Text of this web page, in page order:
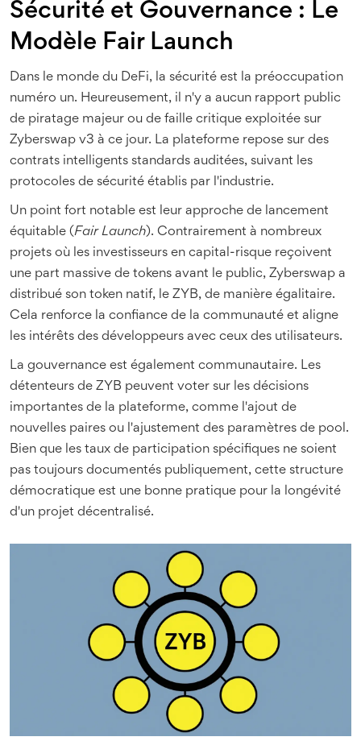
Sécurité et Gouvernance : Le
Modèle Fair Launch
Dans le monde du DeFi, la sécurité est la préoccupation
numéro un. Heureusement, il n'y a aucun rapport public
de piratage majeur ou de faille critique exploitée sur
Zyberswap v3 à ce jour. La plateforme repose sur des
contrats intelligents standards auditées, suivant les
protocoles de sécurité établis par l'industrie.
Un point fort notable est leur approche de lancement
équitable (Fair Launch). Contrairement à nombreux
projets où les investisseurs en capital-risque reçoivent
une part massive de tokens avant le public, Zyberswap a
distribué son token natif, le ZYB, de manière égalitaire.
Cela renforce la confiance de la communauté et aligne
les intérêts des développeurs avec ceux des utilisateurs.
La gouvernance est également communautaire. Les
détenteurs de ZYB peuvent voter sur les décisions
importantes de la plateforme, comme l'ajout de
nouvelles paires ou l'ajustement des paramètres de pool.
Bien que les taux de participation spécifiques ne soient
pas toujours documentés publiquement, cette structure
démocratique est une bonne pratique pour la longévité
d'un projet décentralisé.